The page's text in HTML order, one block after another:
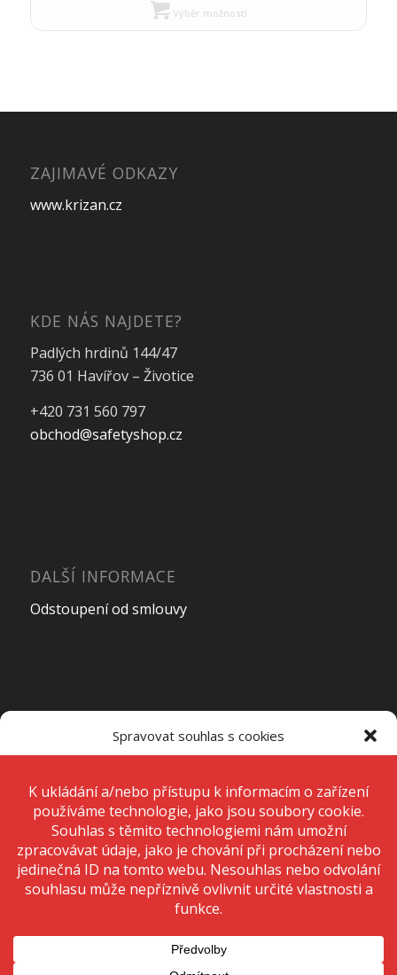
Spravovat souhlas s cookies
technologie, jako jsou soubory cookie. Děláme to, abychom zlepšili
zážitek z prohlížení a zobrazovali personalizované reklamy. Souhlas s
těmito technologiemi nám umožní zpracovávat údaje, jako je chování
při procházení nebo jedinečná ID na tomto webu. Nesouhlas nebo
odvolání souhlasu může nepříznivě ovlivnit určité vlastnosti a funkce.
Přijmout
Odmítnout
Výběr možností
ZAJIMAVÉ ODKAZY
www.krizan.cz
KDE NÁS NAJDETE?
Padlých hrdinů 144/47
736 01 Havířov – Životice
+420 731 560 797
obchod@safetyshop.cz
DALŠÍ INFORMACE
Odstoupení od smlouvy
Pondělí – Pátek7:00 – 15:00
SobotaZavřeno
Neděle Zavřeno